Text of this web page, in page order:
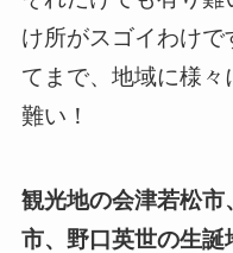
け所がスゴイわけで
てまで、地域に様々
難い！
観光地の会津若松
市、野口英世の生誕